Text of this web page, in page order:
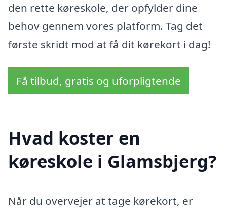
den rette køreskole, der opfylder dine
behov gennem vores platform. Tag det
første skridt mod at få dit kørekort i dag!
Få tilbud, gratis og uforpligtende
Hvad koster en
køreskole i Glamsbjerg?
Når du overvejer at tage kørekort, er